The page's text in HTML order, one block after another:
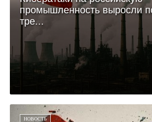
промышленность выросли
тре...
НОВОСТЬ